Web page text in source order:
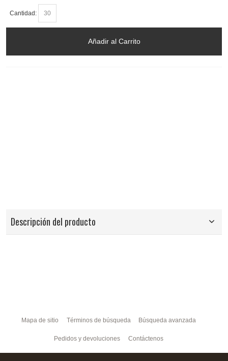
Cantidad:
Añadir al Carrito
Descripción del producto
Mapa de sitio Términos de búsqueda Búsqueda avanzada
Pedidos y devoluciones Contáctenos